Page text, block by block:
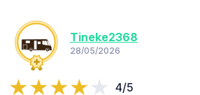
Tineke2368
28/05/2026
4/5